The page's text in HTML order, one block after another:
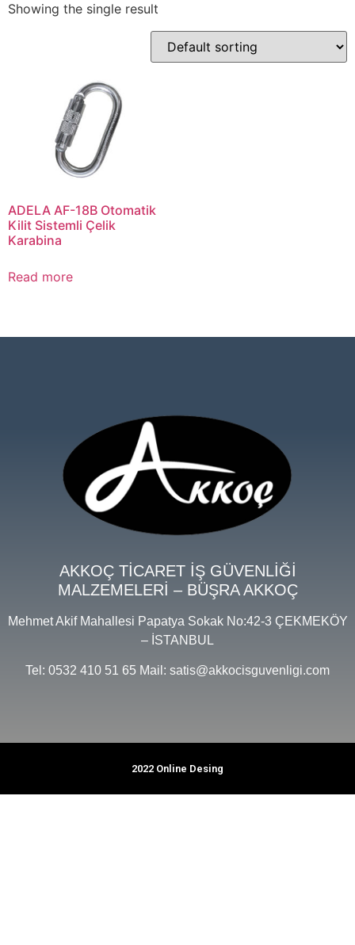
Showing the single result
ADELA AF-18B Otomatik
Kilit Sistemli Çelik
Karabina
Read more
AKKOÇ TİCARET İŞ GÜVENLİĞİ
MALZEMELERİ – BÜŞRA AKKOÇ
Mehmet Akif Mahallesi Papatya Sokak No:42-3 ÇEKMEKÖY
– İSTANBUL
Tel: 0532 410 51 65 Mail: satis@akkocisguvenligi.com
2022 Online Desing